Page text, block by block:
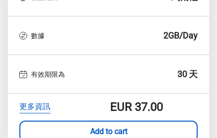
數據 2GB/Day
有效期限為 30 天
更多資訊 EUR37.00
Add to cart